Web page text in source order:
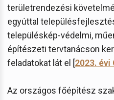
területrendezési
egyúttal
településkép-védelmi,
építészeti tervtanácson
feladatokat lát el [2023. évi
Az országos főépítész